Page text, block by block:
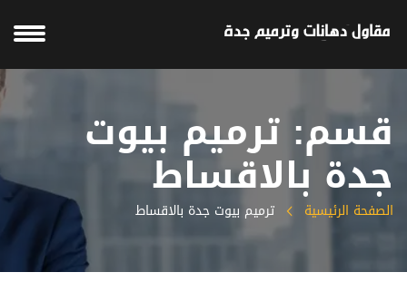
قسم: ترميم بيوت
جدة بالاقساط
الصفحة الرئيسية ترميم بيوت جدة بالاقساط